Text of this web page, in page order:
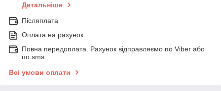
Детальніше
Післяплата
Оплата на рахунок
Повна передоплата. Рахунок відправляємо по Viber або
по sms.
Всі умови оплати